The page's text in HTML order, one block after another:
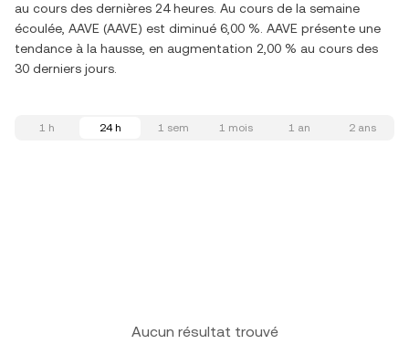
au cours des dernières 24 heures. Au cours de la semaine
écoulée, AAVE (AAVE) est diminué 6,00 %. AAVE présente une
tendance à la hausse, en augmentation 2,00 % au cours des
30 derniers jours.
1 h 24 h 1 sem 1 mois 1 an 2 ans
Aucun résultat trouvé